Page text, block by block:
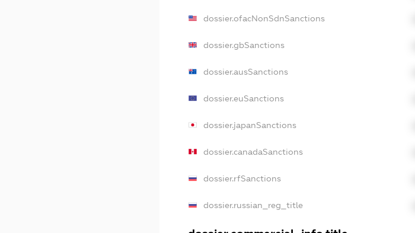
dossier.ofacNonSdnSanctions
dossier.gbSanctions
dossier.ausSanctions
dossier.euSanctions
dossier.japanSanctions
dossier.canadaSanctions
dossier.rfSanctions
dossier.russian_reg_title